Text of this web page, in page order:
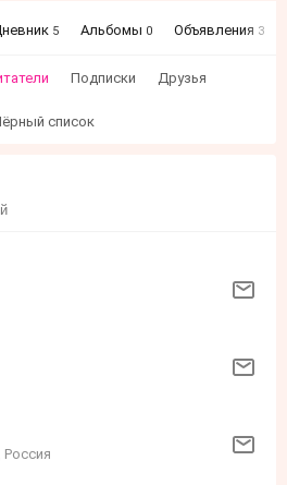
5 Альбомы 0 Объявления 3
Подписки Друзья
список
Россия